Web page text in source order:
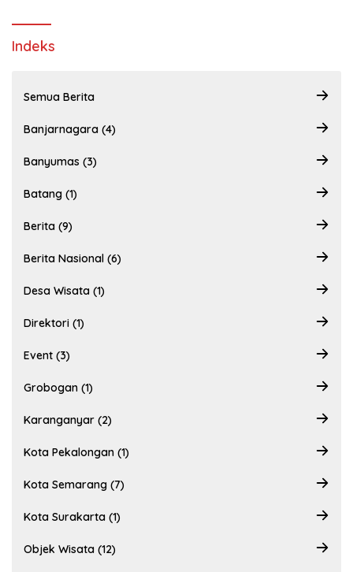
Indeks
Semua Berita
Banjarnagara (4)
Banyumas (3)
Batang (1)
Berita (9)
Berita Nasional (6)
Desa Wisata (1)
Direktori (1)
Event (3)
Grobogan (1)
Karanganyar (2)
Kota Pekalongan (1)
Kota Semarang (7)
Kota Surakarta (1)
Objek Wisata (12)